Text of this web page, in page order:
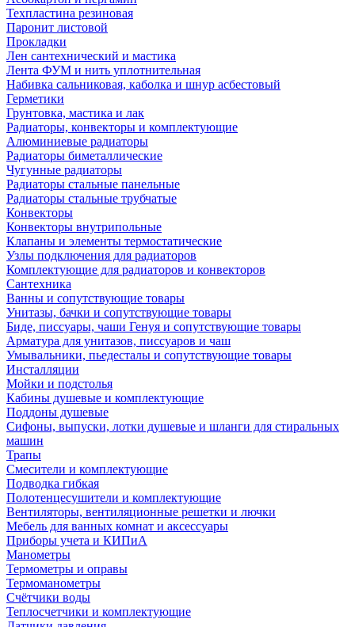
Техпластина резиновая
Паронит листовой
Прокладки
Лен сантехнический и мастика
Лента ФУМ и нить уплотнительная
Набивка сальниковая, каболка и шнур асбестовый
Герметики
Грунтовка, мастика и лак
Радиаторы, конвекторы и комплектующие
Алюминиевые радиаторы
Радиаторы биметаллические
Чугунные радиаторы
Радиаторы стальные панельные
Радиаторы стальные трубчатые
Конвекторы
Конвекторы внутрипольные
Клапаны и элементы термостатические
Узлы подключения для радиаторов
Комплектующие для радиаторов и конвекторов
Сантехника
Ванны и сопутствующие товары
Унитазы, бачки и сопутствующие товары
Биде, писсуары, чаши Генуя и сопутствующие товары
Арматура для унитазов, писсуаров и чаш
Умывальники, пьедесталы и сопутствующие товары
Инсталляции
Мойки и подстолья
Кабины душевые и комплектующие
Поддоны душевые
Сифоны, выпуски, лотки душевые и шланги для стиральных
машин
Трапы
Смесители и комплектующие
Подводка гибкая
Полотенцесушители и комплектующие
Вентиляторы, вентиляционные решетки и лючки
Мебель для ванных комнат и аксессуары
Приборы учета и КИПиА
Манометры
Термометры и оправы
Термоманометры
Счётчики воды
Теплосчетчики и комплектующие